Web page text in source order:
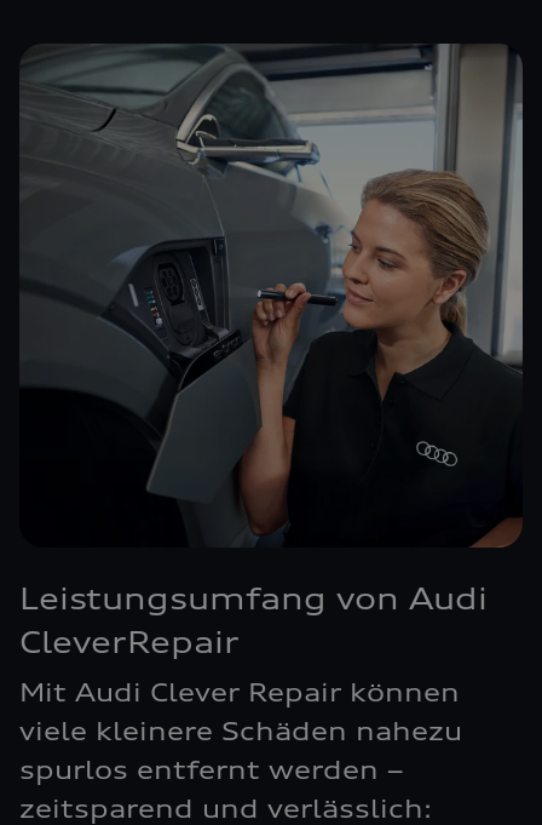
Leistungsumfang von Audi
CleverRepair
Mit Audi Clever Repair können
viele kleinere Schäden nahezu
spurlos entfernt werden –
zeitsparend und verlässlich: